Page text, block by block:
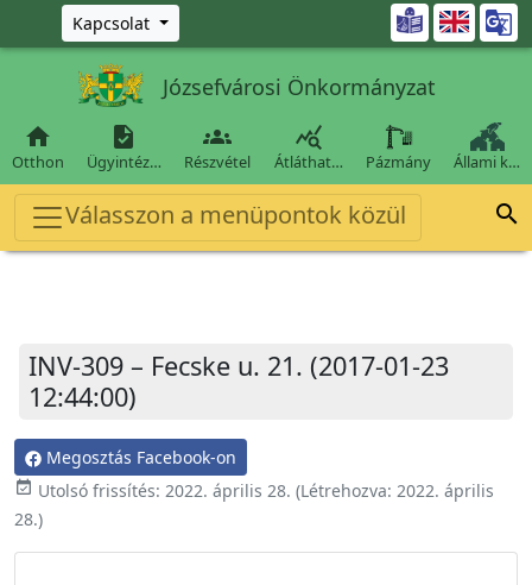
Ugrás a fő tartalomra
Kapcsolat 
Józsefvárosi Önkormányzat

Otthon

Ügyintéz…

Részvétel

Átláthat… Pázmány Állami k…
Válasszon a menüpontok közül 
INV-309 – Fecske u. 21. (2017-01-23
12:44:00)
Megosztás Facebook-on
event_available Utolsó frissítés: 2022. április 28. (Létrehozva: 2022. április
28.)